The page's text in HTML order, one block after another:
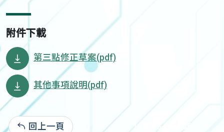
附件下載
第三點修正草案(pdf)
其他事項說明(pdf)
回上一頁 115-05-15:106